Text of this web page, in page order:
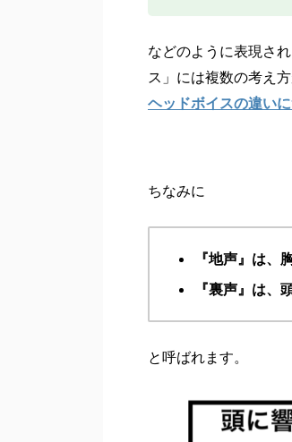
などのように表現さ
ス」には複数の考え
ヘッドボイスの違い
ちなみに
『地声』は、
『裏声』は、
と呼ばれます。